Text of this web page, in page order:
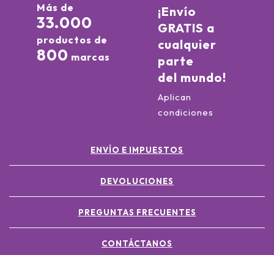
Más de
33.000
productos de
800 marcas
¡Envío
GRATIS a
cualquier
parte
del mundo!
Aplican
condiciones
ENVÍO E IMPUESTOS
DEVOLUCIONES
PREGUNTAS FRECUENTES
CONTÁCTANOS